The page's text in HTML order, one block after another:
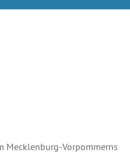
Mecklenburg-Vorpommerns